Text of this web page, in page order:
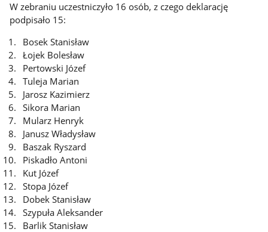
W zebraniu uczestniczyło 16 osób, z czego deklarację
podpisało 15:
Bosek Stanisław
Łojek Bolesław
Pertowski Józef
Tuleja Marian
Jarosz Kazimierz
Sikora Marian
Mularz Henryk
Janusz Władysław
Baszak Ryszard
Piskadło Antoni
Kut Józef
Stopa Józef
Dobek Stanisław
Szypuła Aleksander
Barlik Stanisław